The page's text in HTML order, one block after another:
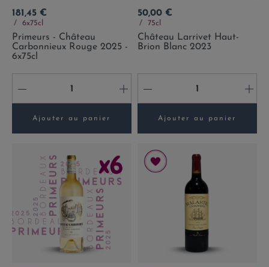
Prix
181,45 €
6x75cl
Primeurs - Château
Carbonnieux Rouge 2025 -
6x75cl
- +
Ajouter au panier
Prix
50,00 €
75cl
Château Larrivet Haut-
Brion Blanc 2023
- +
Ajouter au panier